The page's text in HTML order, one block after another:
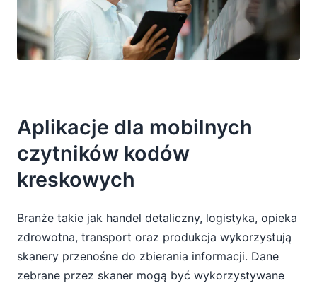
Aplikacje dla mobilnych
czytników kodów
kreskowych
Branże takie jak handel detaliczny, logistyka, opieka
zdrowotna, transport oraz produkcja wykorzystują
skanery przenośne do zbierania informacji. Dane
zebrane przez skaner mogą być wykorzystywane